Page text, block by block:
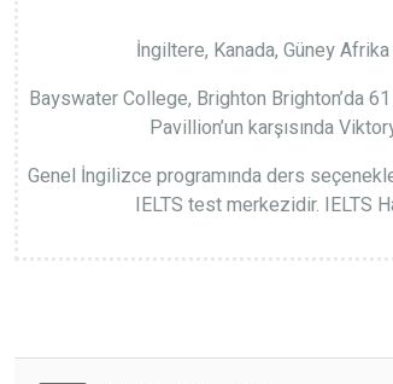
İngiltere, Kanada, Güney
Bayswater College, Brighton Brighton’da
Pavillion’un karşısında
Genel İngilizce programında ders
IELTS test merkezidir. IELTS